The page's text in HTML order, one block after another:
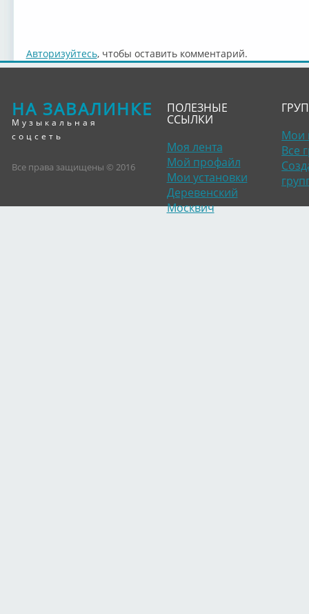
Авторизуйтесь, чтобы оставить комментарий.
НА ЗАВАЛИНКЕ
Музыкальная
соцсеть
Все права защищены © 2016
ПОЛЕЗНЫЕ
ССЫЛКИ
Моя лента
Мой профайл
Мои установки
Деревенский
Москвич
Мои
Все